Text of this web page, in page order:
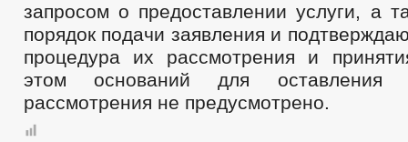
запросом о предоставлении услуги, а
порядок подачи заявления и
процедура их рассмотрения и
этом оснований для оставления
рассмотрения не предусмотрено.